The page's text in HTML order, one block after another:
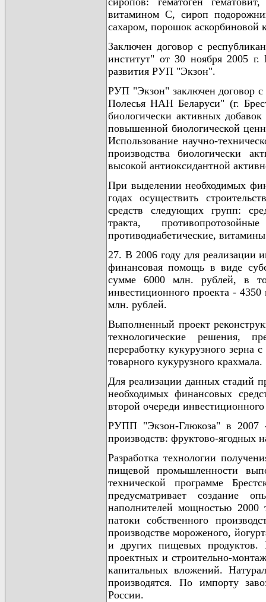
витамином С, сироп
сахаром, порошок аскорбиновой
Заключен договор с
институт" от 30 ноября 2005 г.
развития РУП "Экзон".
РУП "Экзон" заключен договор
Полесья НАН Беларуси" (г.
биологически активных
повышенной биологической
Использование научно-
производства биологически
высокой антиоксидантной
При выделении необходимых
годах осуществить
средств следующих групп:
тракта,
противодиабетические,
27. В 2006 году для реализации
финансовая помощь в виде
сумме 6000 млн. рублей, в
инвестиционного проекта -
млн. рублей.
Выполненный проект
технологические решения,
переработку кукурузного зерна
товарного кукурузного крахмала.
Для реализации данных стадий
необходимых финансовых
второй очереди
РУПП "Экзон-Глюкоза" в 2007 -
производств: фруктово-ягодных
Разработка технологии
пищевой промышленности
технической программе
предусматривает создание
наполнителей мощностью 2000
патоки собственного
производстве мороженого,
и других пищевых продуктов.
проектных и строительно-
капитальных вложений.
производятся. По импорту
России.